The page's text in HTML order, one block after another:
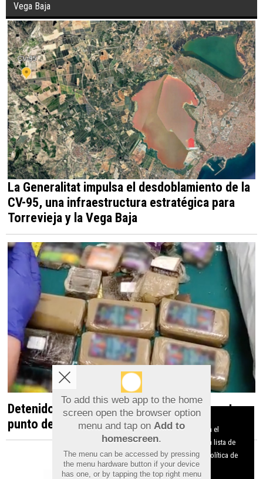
Vega Baja
La Generalitat impulsa el desdoblamiento de la
CV-95, una infraestructura estratégica para
Torrevieja y la Vega Baja
Detenido en Albatera por dirigir un presunto
punto de venta de droga desde una vivienda
To add this web app to the home
screen open the browser option
menu and tap on Add to
homescreen.
The menu can be accessed by pressing
the menu hardware button if your device
has one, or by tapping the top right menu
Aviso sobre el Uso de cookies:
Utilizamos cookies nuestras y de terceros para el
funcionamiento del digital. Puedes consultar la lista de
cookies y como desconectarlas. Ver nuestra Política de
Privacidad y Cookies